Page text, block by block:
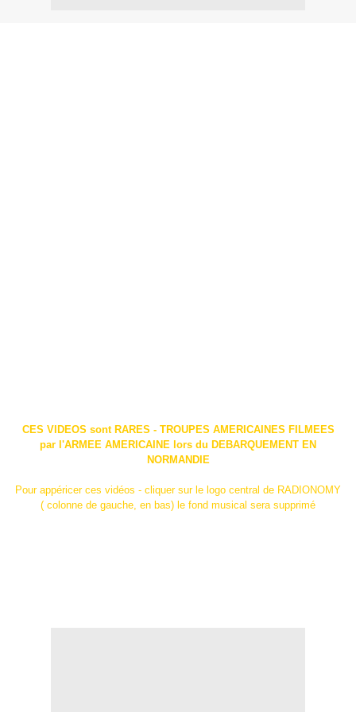
CES VIDEOS sont RARES - TROUPES AMERICAINES FILMEES
par l'ARMEE AMERICAINE lors du DEBARQUEMENT EN
NORMANDIE
Pour appéricer ces vidéos - cliquer sur le logo central de RADIONOMY
( colonne de gauche, en bas) le fond musical sera supprimé